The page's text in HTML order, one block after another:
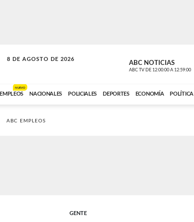
8 DE AGOSTO DE 2026
SOLO MÚSICA ABC NOTICIAS
ABC TV DE 12:00:00 A 12:59:00
EMPLEOS
NUEVO
NACIONALES POLICIALES DEPORTES ECONOMÍA POLÍTICA
ABC EMPLEOS
GENTE